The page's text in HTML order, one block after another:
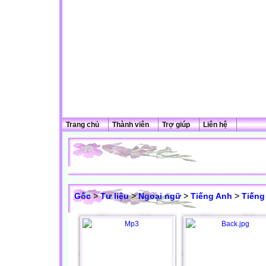
Trang chủ Thành viên Trợ giúp Liên hệ
Gốc>Tư liệu>Ngoại ngữ> Tiếng Anh > Tiếng